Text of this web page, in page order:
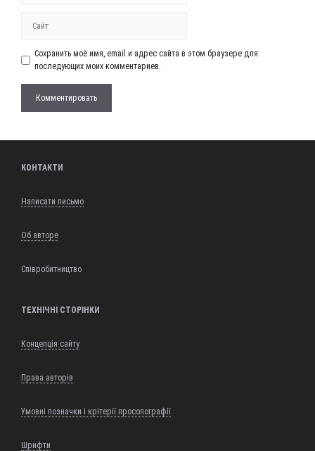
Сохранить моё имя, email и адрес сайта в этом браузере для
последующих моих комментариев.
КОНТАКТИ
Написати письмо
Об авторе
Співробитництво
ТЕХНІЧНІ СТОРІНКИ
Концепція сайту
Права авторів
Умовні позначки і крітерії просопографії
Шрифти